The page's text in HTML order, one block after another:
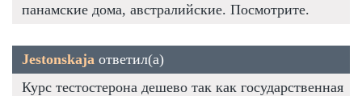
панамские дома, австралийские. Посмотрите.
Jestonskaja ответил(а)
Курс тестостерона дешево так как государственная